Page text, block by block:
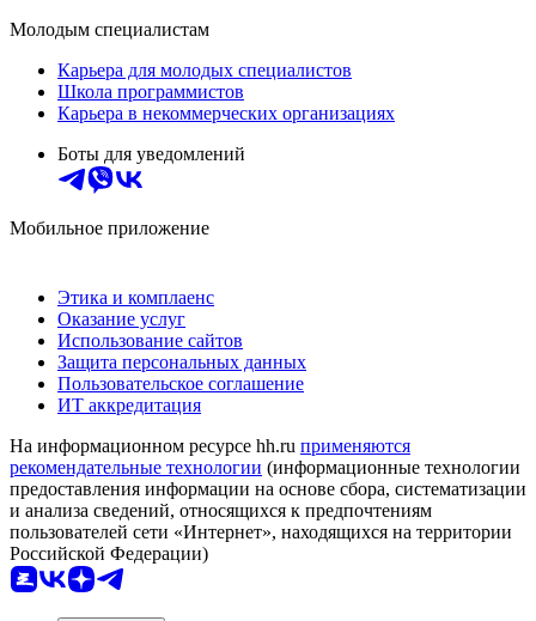
Молодым специалистам
Карьера для молодых специалистов
Школа программистов
Карьера в некоммерческих организациях
Боты для уведомлений
Мобильное приложение
Этика и комплаенс
Оказание услуг
Использование сайтов
Защита персональных данных
Пользовательское соглашение
ИТ аккредитация
На информационном ресурсе hh.ru применяются
рекомендательные технологии (информационные технологии
предоставления информации на основе сбора, систематизации
и анализа сведений, относящихся к предпочтениям
пользователей сети «Интернет», находящихся на территории
Российской Федерации)